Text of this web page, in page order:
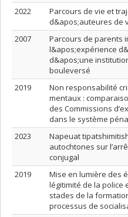
2022
Parcours de vie et
d&apos;auteures de
2007
Parcours de parents
l&apos;expérience
d&apos;une
bouleversé
2019
Non responsabilité
mentaux :
des Commissions
dans le système
2023
Napeuat
autochtones sur
conjugal
2019
Mise en lumière des
légitimité de la police
stades de la
processus de